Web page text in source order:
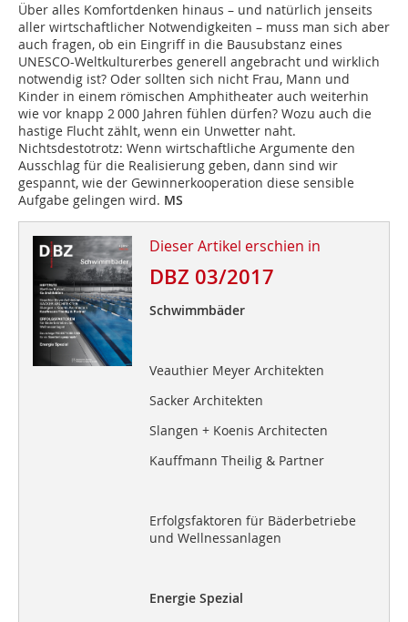
Über alles Komfortdenken hinaus – und natürlich jenseits
aller wirtschaftlicher Notwendigkeiten – muss man sich aber
auch fragen, ob ein Eingriff in die Bausubstanz eines
UNESCO-Weltkulturerbes generell angebracht und wirklich
notwendig ist? Oder sollten sich nicht Frau, Mann und
Kinder in einem römischen Amphitheater auch weiterhin
wie vor knapp 2 000 Jahren fühlen dürfen? Wozu auch die
hastige Flucht zählt, wenn ein Unwetter naht.
Nichtsdestotrotz: Wenn wirtschaftliche Argumente den
Ausschlag für die Realisierung geben, dann sind wir
gespannt, wie der Gewinnerkooperation diese sensible
Aufgabe gelingen wird. MS
Dieser Artikel erschien in
DBZ 03/2017
Schwimmbäder
Veauthier Meyer Architekten
Sacker Architekten
Slangen + Koenis Architecten
Kauffmann Theilig & Partner
Erfolgsfaktoren für Bäderbetriebe
und Wellnessanlagen
Energie Spezial